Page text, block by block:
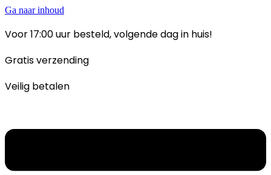
Ga naar inhoud
Voor 17:00 uur besteld, volgende dag in huis!
Gratis verzending
Veilig betalen